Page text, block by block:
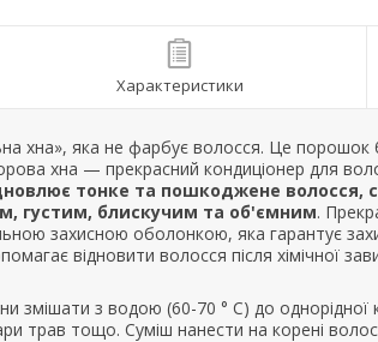
Характеристики
хна», яка не фарбує волосся. Це
хна — прекрасний кондиціонер для
тонке та пошкоджене волосся,
густим, блискучим та об'ємним.
захисною оболонкою, яка гарантує
відновити волосся після хімічної
хни змішати з водою (60-70 ° C) до
трав тощо. Суміш нанести на корені